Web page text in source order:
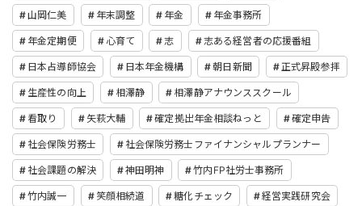
山岡仁美 年末調整 年金 年金事務所
年金定期便 心育て 志 志ある経営者の応援番組
日本占導師協会 日本年金機構 朝日新聞 正式昇殿参拝
生産性の向上 相澤静 相澤静アナウンススクール
看取り 矢萩大輔 確定拠出年金相談ねっと 確定申告
社会保険労務士 社会保険労務士ファイナンシャルプランナー
社会課題の解決 神田明神 竹内FP社労士事務所
竹内誠一 笑顔相続道 糖化チェック 経営実践研究会